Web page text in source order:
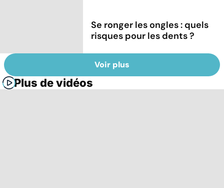
Se ronger les ongles : quels
risques pour les dents ?
Voir plus
Plus de vidéos